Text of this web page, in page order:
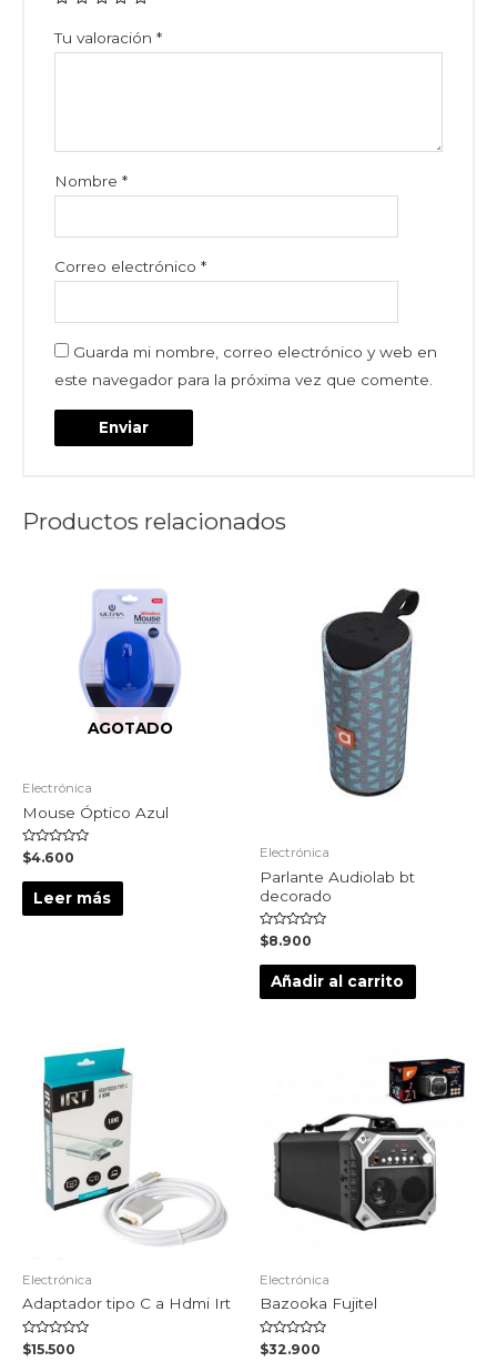
Tu valoración*
Nombre*
Correo electrónico*
Guarda mi nombre, correo electrónico y web en
este navegador para la próxima vez que comente.
Productos relacionados
AGOTADO
Electrónica
Mouse Óptico Azul
Valorado
en
0
$4.600
Leer más
Electrónica
Parlante Audiolab bt
decorado
Valorado
en
0
$8.900
Añadir al carrito
Electrónica
Adaptador tipo C a Hdmi Irt
Valorado
en
$15.500
Electrónica
Bazooka Fujitel
Valorado
en
$32.900